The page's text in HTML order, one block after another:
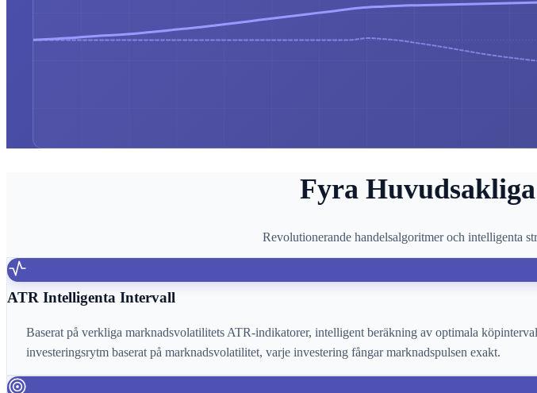
Fyra
Revolutionerande handelsalgoritmer och intelligenta
ATR Intelligenta Intervall
Baserat på verkliga marknadsvolatilitets ATR-indikatorer, intelligent beräkning av optimala
investeringsrytm baserat på marknadsvolatilitet, varje investering fångar marknadspulsen exakt.